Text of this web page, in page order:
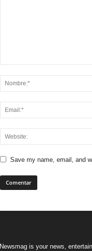
Save my name, email, and
Newsmag is your news,